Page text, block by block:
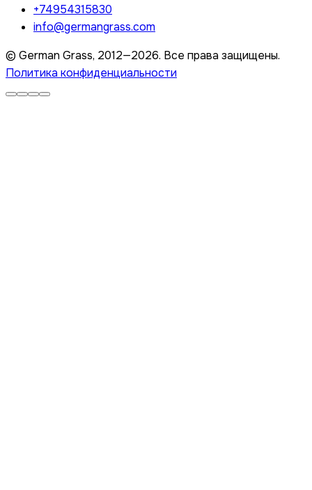
+74954315830
info@germangrass.com
© German Grass, 2012—2026. Все права защищены.
Политика конфиденциальности